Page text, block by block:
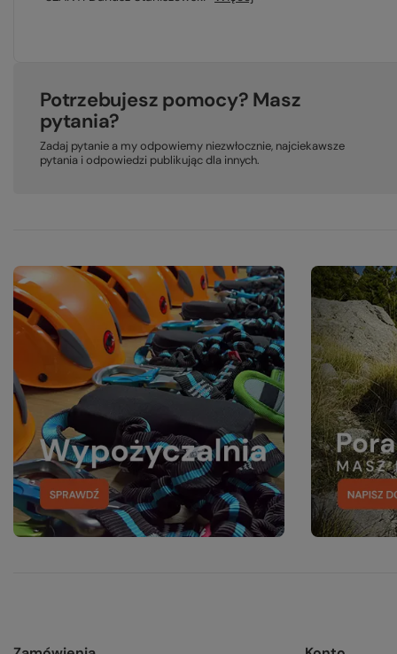
Potrzebujesz pomocy? Masz
pytania?
Zadaj pytanie a my odpowiemy niezwłocznie, najciekawsze
pytania i odpowiedzi publikując dla innych.